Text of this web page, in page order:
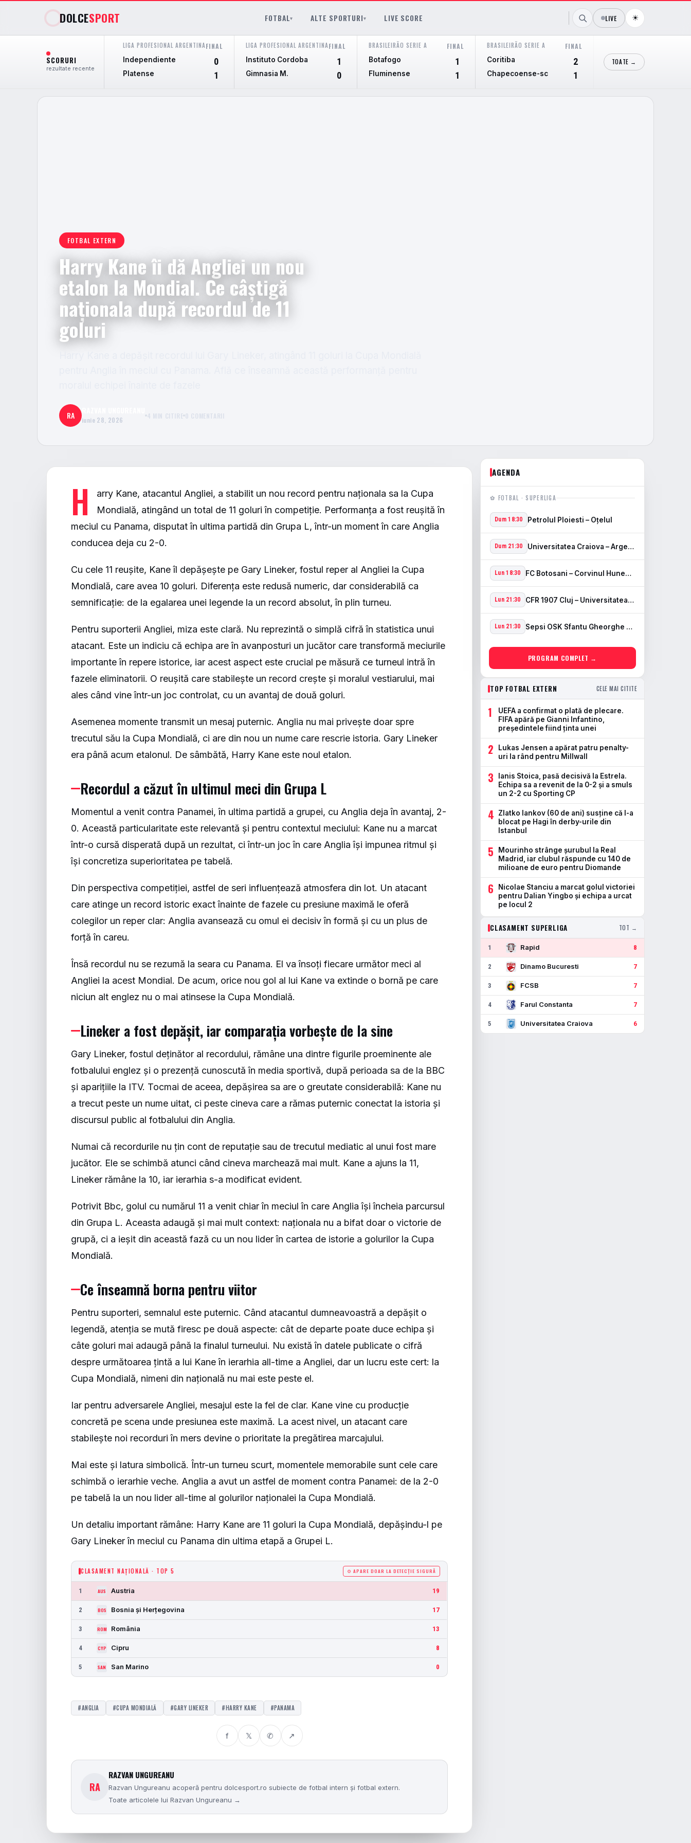
DOLCESPORT FOTBAL▾ ALTE SPORTURI▾ LIVE SCORE LIVE ☀
SCORURI
rezultate recente
LIGA PROFESIONAL ARGENTINAFINAL
Independiente 0
Platense 1
LIGA PROFESIONAL ARGENTINAFINAL
Instituto Cordoba 1
Gimnasia M. 0
BRASILEIRÃO SERIE A FINAL
Botafogo 1
Fluminense 1
BRASILEIRÃO SERIE A FINAL
Coritiba 2
Chapecoense-sc 1
Boca Juniors
TOATE →
FOTBAL EXTERN
Harry Kane îi dă Angliei un nou
etalon la Mondial. Ce câștigă
naționala după recordul de 11
goluri
RA iunie 28, 2026 4 MIN CITIRE 0 COMENTARII
H
arry Kane, atacantul Angliei, a stabilit un nou record pentru naționala sa la Cupa
Mondială, atingând un total de 11 goluri în competiție. Performanța a fost reușită în
meciul cu Panama, disputat în ultima partidă din Grupa L, într-un moment în care Anglia
conducea deja cu 2-0.
Cu cele 11 reușite, Kane îl depășește pe Gary Lineker, fostul reper al Angliei la Cupa
Mondială, care avea 10 goluri. Diferența este redusă numeric, dar considerabilă ca
semnificație: de la egalarea unei legende la un record absolut, în plin turneu.
Pentru suporterii Angliei, miza este clară. Nu reprezintă o simplă cifră în statistica unui
atacant. Este un indiciu că echipa are în avanposturi un jucător care transformă meciurile
importante în repere istorice, iar acest aspect este crucial pe măsură ce turneul intră în
fazele eliminatorii. O reușită care stabilește un record crește și moralul vestiarului, mai
ales când vine într-un joc controlat, cu un avantaj de două goluri.
Asemenea momente transmit un mesaj puternic. Anglia nu mai privește doar spre
trecutul său la Cupa Mondială, ci are din nou un nume care rescrie istoria. Gary Lineker
era până acum etalonul. De sâmbătă, Harry Kane este noul etalon.
Recordul a căzut în ultimul meci din Grupa L
Momentul a venit contra Panamei, în ultima partidă a grupei, cu Anglia deja în avantaj, 2-
0. Această particularitate este relevantă și pentru contextul meciului: Kane nu a marcat
într-o cursă disperată după un rezultat, ci într-un joc în care Anglia își impunea ritmul și
își concretiza superioritatea pe tabelă.
Din perspectiva competiției, astfel de seri influențează atmosfera din lot. Un atacant
care atinge un record istoric exact înainte de fazele cu presiune maximă le oferă
colegilor un reper clar: Anglia avansează cu omul ei decisiv în formă și cu un plus de
forță în careu.
Însă recordul nu se rezumă la seara cu Panama. El va însoți fiecare următor meci al
Angliei la acest Mondial. De acum, orice nou gol al lui Kane va extinde o bornă pe care
niciun alt englez nu o mai atinsese la Cupa Mondială.
Lineker a fost depășit, iar comparația vorbește de la sine
Gary Lineker, fostul deținător al recordului, rămâne una dintre figurile proeminente ale
fotbalului englez și o prezență cunoscută în media sportivă, după perioada sa de la BBC
și aparițiile la ITV. Tocmai de aceea, depășirea sa are o greutate considerabilă: Kane nu
a trecut peste un nume uitat, ci peste cineva care a rămas puternic conectat la istoria și
discursul public al fotbalului din Anglia.
Numai că recordurile nu țin cont de reputație sau de trecutul mediatic al unui fost mare
jucător. Ele se schimbă atunci când cineva marchează mai mult. Kane a ajuns la 11,
Lineker rămâne la 10, iar ierarhia s-a modificat evident.
Potrivit Bbc, golul cu numărul 11 a venit chiar în meciul în care Anglia își încheia parcursul
din Grupa L. Aceasta adaugă și mai mult context: naționala nu a bifat doar o victorie de
grupă, ci a ieșit din această fază cu un nou lider în cartea de istorie a golurilor la Cupa
Mondială.
Ce înseamnă borna pentru viitor
Pentru suporteri, semnalul este puternic. Când atacantul dumneavoastră a depășit o
legendă, atenția se mută firesc pe două aspecte: cât de departe poate duce echipa și
câte goluri mai adaugă până la finalul turneului. Nu există în datele publicate o cifră
despre următoarea țintă a lui Kane în ierarhia all-time a Angliei, dar un lucru este cert: la
Cupa Mondială, nimeni din națională nu mai este peste el.
Iar pentru adversarele Angliei, mesajul este la fel de clar. Kane vine cu producție
concretă pe scena unde presiunea este maximă. La acest nivel, un atacant care
stabilește noi recorduri în mers devine o prioritate la pregătirea marcajului.
Mai este și latura simbolică. Într-un turneu scurt, momentele memorabile sunt cele care
schimbă o ierarhie veche. Anglia a avut un astfel de moment contra Panamei: de la 2-0
pe tabelă la un nou lider all-time al golurilor naționalei la Cupa Mondială.
Un detaliu important rămâne: Harry Kane are 11 goluri la Cupa Mondială, depășindu-l pe
Gary Lineker în meciul cu Panama din ultima etapă a Grupei L.
CLASAMENT NAȚIONALĂ · TOP 5 ⚙ APARE DOAR LA DETECȚIE SIGURĂ
1 AUS Austria 19
2 BOS Bosnia și Herțegovina 17
3 ROM România 13
4 CYP Cipru 8
5 SAN San Marino 0
#ANGLIA #CUPA MONDIALĂ #GARY LINEKER #HARRY KANE #PANAMA
f 𝕏 ✆ ↗
RA
RAZVAN UNGUREANU
Razvan Ungureanu acoperă pentru dolcesport.ro subiecte de fotbal intern și fotbal extern.
Toate articolele lui Razvan Ungureanu →
AGENDA
⚽ FOTBAL · SUPERLIGA
Dum 18:30 Petrolul Ploiesti – Oţelul
Dum 21:30 Universitatea Craiova – Arges Pitesti
Lun 18:30 FC Botosani – Corvinul Hunedoara
Lun 21:30 CFR 1907 Cluj – Universitatea Cluj
Lun 21:30 Sepsi OSK Sfantu Gheorghe – FCSB
PROGRAM COMPLET →
TOP FOTBAL EXTERN CELE MAI CITITE
1
UEFA a confirmat o plată de plecare.
FIFA apără pe Gianni Infantino,
președintele fiind ținta unei
2
Lukas Jensen a apărat patru penalty-
uri la rând pentru Millwall
3
Ianis Stoica, pasă decisivă la Estrela.
Echipa sa a revenit de la 0-2 și a smuls
un 2-2 cu Sporting CP
4
Zlatko Iankov (60 de ani) susține că l-a
blocat pe Hagi în derby-urile din
Istanbul
5
Mourinho strânge șurubul la Real
Madrid, iar clubul răspunde cu 140 de
milioane de euro pentru Diomande
6
Nicolae Stanciu a marcat golul victoriei
pentru Dalian Yingbo și echipa a urcat
pe locul 2
CLASAMENT SUPERLIGA TOT →
1 Rapid 8
2 Dinamo Bucuresti 7
3 FCSB 7
4 Farul Constanta 7
5 Universitatea Craiova 6